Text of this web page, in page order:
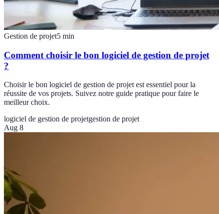
Gestion de projet5 min
Comment choisir le bon logiciel de gestion de projet
?
Choisir le bon logiciel de gestion de projet est essentiel pour la
réussite de vos projets. Suivez notre guide pratique pour faire le
meilleur choix.
logiciel de gestion de projetgestion de projet
Aug 8